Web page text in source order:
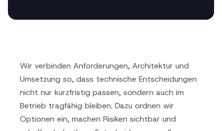
Wir verbinden Anforderungen, Architektur und
Umsetzung so, dass technische Entscheidungen
nicht nur kurzfristig passen, sondern auch im
Betrieb tragfähig bleiben. Dazu ordnen wir
Optionen ein, machen Risiken sichtbar und